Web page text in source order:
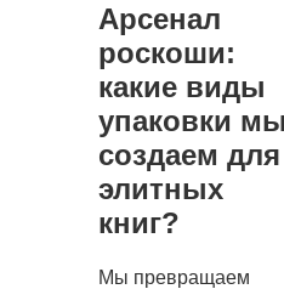
Арсенал
роскоши:
какие виды
упаковки
создаем для
элитных
книг?
Мы превращаем